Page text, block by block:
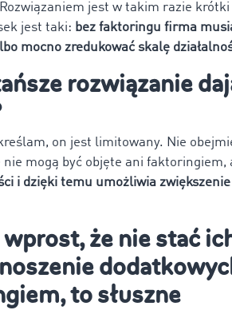
jest w takim razie
jest taki: bez faktoringu firma
mocno zredukować skalę
rozwiązanie
on jest limitowany. Nie
mogą być objęte ani faktoringiem,
i dzięki temu umożliwia zwiększenie
że nie stać
to słuszne